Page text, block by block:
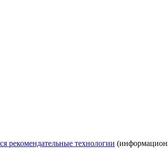
рекомендательные технологии